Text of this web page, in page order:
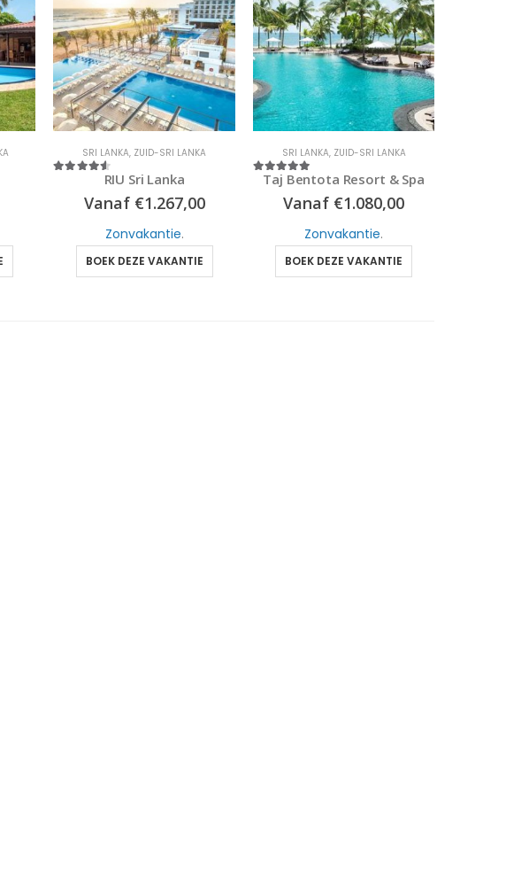
SRI LANKA, ZUID-SRI LANKA
out of 5RIU Sri Lanka
Vanaf €1.267,00
Zonvakantie.
BOEK DEZE VAKANTIE
SRI LANKA, ZUID-SRI LANKA
out of 5
Taj Bentota Resort & Spa
Vanaf €1.080,00
Zonvakantie.
BOEK DEZE VAKANTIE